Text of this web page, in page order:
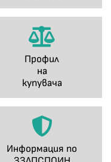
Профил
на
купувача
Информация по